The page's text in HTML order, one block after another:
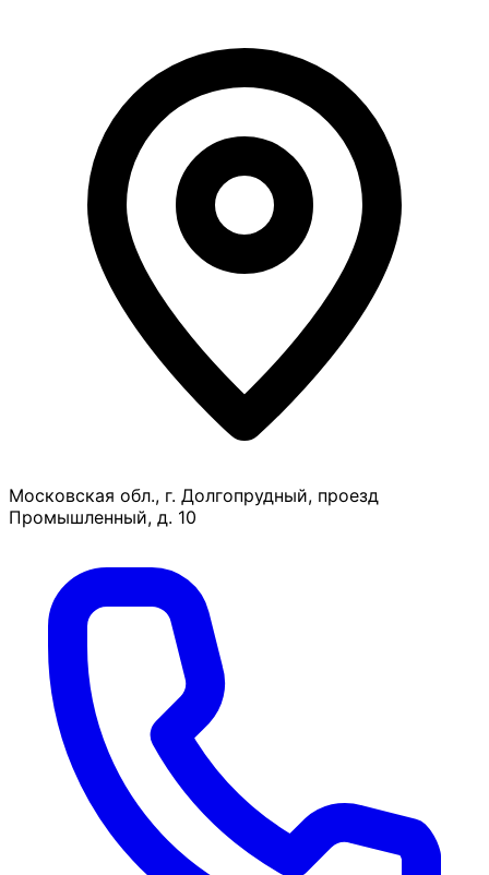
Московская обл., г. Долгопрудный, проезд
Промышленный, д. 10